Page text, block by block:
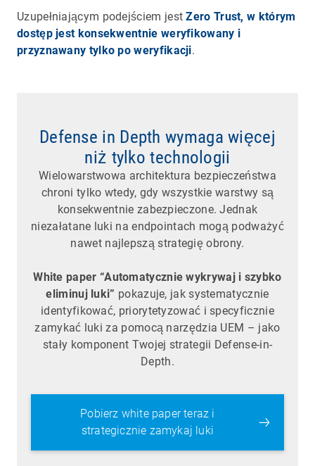
Uzupełniającym podejściem jestZero Trust, w którym
dostęp jest konsekwentnie weryfikowany i
przyznawany tylko po weryfikacji.
Defense in Depth wymaga więcej
niż tylko technologii
Wielowarstwowa architektura bezpieczeństwa
chroni tylko wtedy, gdy wszystkie warstwy są
konsekwentnie zabezpieczone. Jednak
niezałatane luki na endpointach mogą podważyć
nawet najlepszą strategię obrony.
White paper “Automatycznie wykrywaj i szybko
eliminuj luki” pokazuje, jak systematycznie
identyfikować, priorytetyzować i specyficznie
zamykać luki za pomocą narzędzia UEM – jako
stały komponent Twojej strategii Defense-in-
Depth.
Pobierz white paper teraz i
strategicznie zamykaj luki